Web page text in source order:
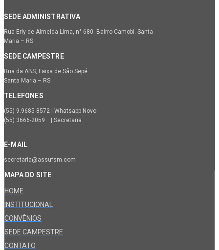
SEDE ADMINISTRATIVA
Rua Erly de Almeida Lima, n° 680. Bairro Camobi. Santa
Maria – RS
SEDE CAMPESTRE
Rua da ABS, Faixa de São Sepé.
Santa Maria – RS
TELEFONES
(55) 9.9685-8572 | Whatsapp Novo
(55) 3666-2059 | Secretaria
E-MAIL
secretaria@assufsm.com
MAPA DO SITE
HOME
INSTITUCIONAL
CONVÊNIOS
SEDE CAMPESTRE
CONTATO